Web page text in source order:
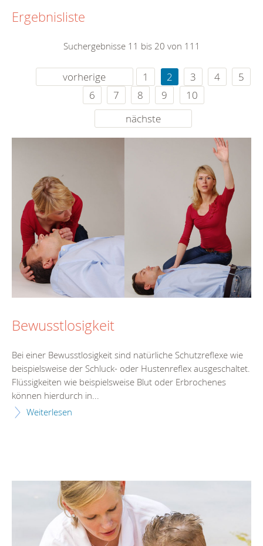
Ergebnisliste
Suchergebnisse 11 bis 20 von 111
vorherige 1 2 3 4
5
6
7 8 9
10
nächste
Bewusstlosigkeit
Bei einer Bewusstlosigkeit sind natürliche Schutzreflexe wie
beispielsweise der Schluck- oder Hustenreflex ausgeschaltet.
Flüssigkeiten wie beispielsweise Blut oder Erbrochenes
können hierdurch in...
Weiterlesen